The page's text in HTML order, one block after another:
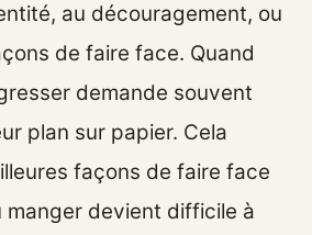
au découragement, ou
de faire face. Quand
demande souvent
plan sur papier. Cela
façons de faire face
manger devient difficile à